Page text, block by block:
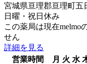
宮城県亘理郡亘理町五
日曜・祝日 休み
この薬局は現在melmo
せん
詳細を見る
営業時間
月 火 水